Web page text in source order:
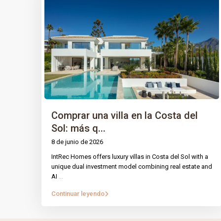
Comprar una villa en la Costa del
Sol: más q...
8 de junio de 2026
IntRec Homes offers luxury villas in Costa del Sol with a
unique dual investment model combining real estate and
AI ...
Continuar leyendo
IntRec Homesconecta el mundo
inmobiliario con el emprendimiento.
propiedades y startups, creando valor con
PÁGINAS